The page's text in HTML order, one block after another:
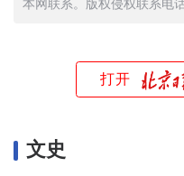
本网联系。版权侵权联系电
打开
文史